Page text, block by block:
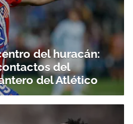
del huracán:
del
del Atlético